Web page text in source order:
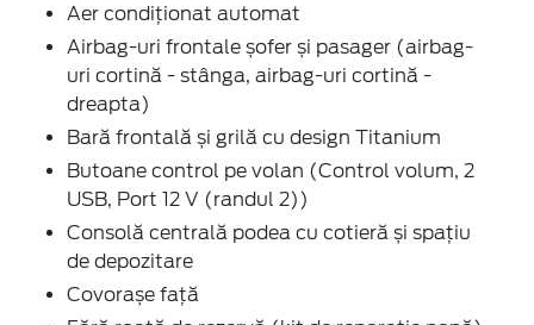
Aer condiționat automat
Airbag-uri frontale șofer și pasager (airbag-
uri cortină - stânga, airbag-uri cortină -
dreapta)
Bară frontală și grilă cu design Titanium
Butoane control pe volan (Control volum, 2
USB, Port 12 V (randul 2))
Consolă centrală podea cu cotieră și spațiu
de depozitare
Covorașe față